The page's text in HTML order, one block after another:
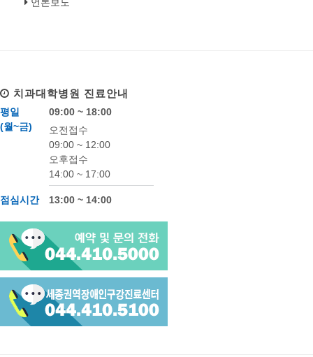
언론보도
치과대학병원 진료안내
평일
(월~금)
09:00 ~ 18:00
오전접수
09:00 ~ 12:00
오후접수
14:00 ~ 17:00
점심시간 13:00 ~ 14:00